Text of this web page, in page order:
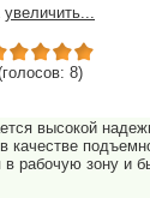
увеличить...
8)
высокой
качестве
рабочую зону